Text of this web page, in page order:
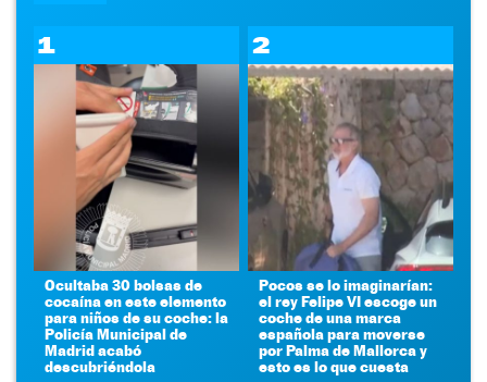
1
Ocultaba 30 bolsas de
cocaína en este elemento
para niños de su coche: la
Policía Municipal de
Madrid acabó
descubriéndola
2
Pocos se lo imaginarían:
el rey Felipe VI escoge un
coche de una marca
española para moverse
por Palma de Mallorca y
esto es lo que cuesta